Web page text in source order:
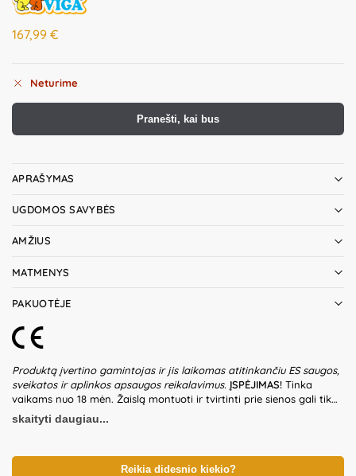
167,99 €
Neturime
Pranešti, kai bus
APRAŠYMAS
UGDOMOS SAVYBĖS
AMŽIUS
MATMENYS
PAKUOTĖJE
Produktą įvertino gamintojas ir jis laikomas atitinkančiu ES saugos,
sveikatos ir aplinkos apsaugos reikalavimus. ĮSPĖJIMAS! Tinka
vaikams nuo 18 mėn. Žaislą montuoti ir tvirtinti prie sienos gali tik
suaugusieji. Montuokite tik ant stabilios, tvirtos sienos, naudodami
tinkamus tvirtinimo elementus. Nepritvirtintą žaislą saugoti nuo
užspringimo pavojų. Netinkamai pritvirtintas žaislas gali sužaloti
vaikus. Reguliariai tikrinkite visų detalių ir tvirtinimo elementų būklę,
skaityti daugiau...
Reikia didesnio kiekio?